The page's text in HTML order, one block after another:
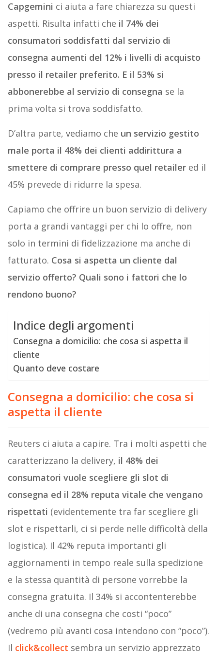
Capgemini ci aiuta a fare chiarezza su questi
aspetti. Risulta infatti che il 74% dei
consumatori soddisfatti dal servizio di
consegna aumenti del 12% i livelli di acquisto
presso il retailer preferito. E il 53% si
abbonerebbe al servizio di consegna se la
prima volta si trova soddisfatto.
D’altra parte, vediamo che un servizio gestito
male porta il 48% dei clienti addirittura a
smettere di comprare presso quel retailered il
45% prevede di ridurre la spesa.
Capiamo che offrire un buon servizio di delivery
porta a grandi vantaggi per chi lo offre, non
solo in termini di fidelizzazione ma anche di
fatturato. Cosa si aspetta un cliente dal
servizio offerto? Quali sono i fattori che lo
rendono buono?
Indice degli argomenti
Consegna a domicilio: che cosa si aspetta il
cliente
Quanto deve costare
Consegna a domicilio: che cosa si
aspetta il cliente
Reuters ci aiuta a capire. Tra i molti aspetti che
caratterizzano la delivery, il 48% dei
consumatori vuole scegliere gli slot di
consegna ed il 28% reputa vitale che vengano
rispettati (evidentemente tra far scegliere gli
slot e rispettarli, ci si perde nelle difficoltà della
logistica). Il 42% reputa importanti gli
aggiornamenti in tempo reale sulla spedizione
e la stessa quantità di persone vorrebbe la
consegna gratuita. Il 34% si accontenterebbe
anche di una consegna che costi “poco”
(vedremo più avanti cosa intendono con “poco”).
Il click&collect sembra un servizio apprezzato